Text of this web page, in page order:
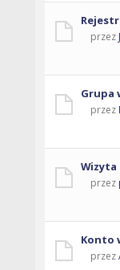
przez
Grupa
przez
Wizyta
przez
Konto
przez